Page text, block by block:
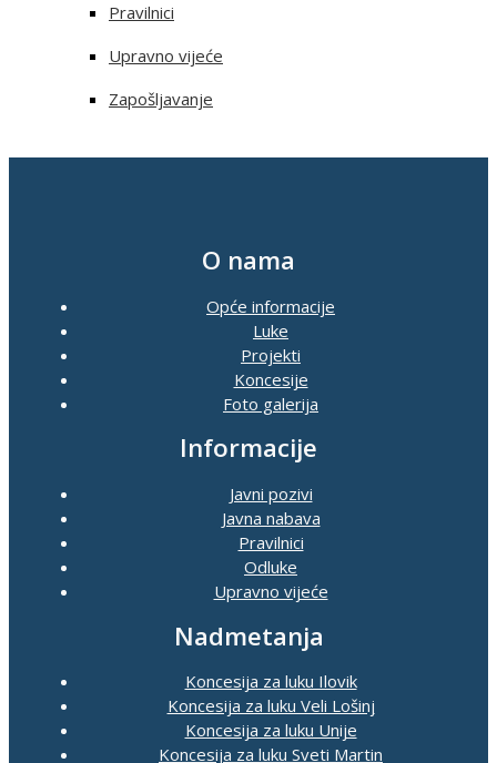
Pravilnici
Upravno vijeće
Zapošljavanje
O nama
Opće informacije
Luke
Projekti
Koncesije
Foto galerija
Informacije
Javni pozivi
Javna nabava
Pravilnici
Odluke
Upravno vijeće
Nadmetanja
Koncesija za luku Ilovik
Koncesija za luku Veli Lošinj
Koncesija za luku Unije
Koncesija za luku Sveti Martin